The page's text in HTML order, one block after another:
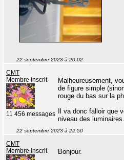
22 septembre 2023 à 20:02
CMT
Membre inscrit
11 456 messages
Malheureusement,
de figure simple
rouge du bas sur la
Il va donc falloir que
niveau des luminaires.
22 septembre 2023 à 22:50
CMT
Membre inscrit
Bonjour.